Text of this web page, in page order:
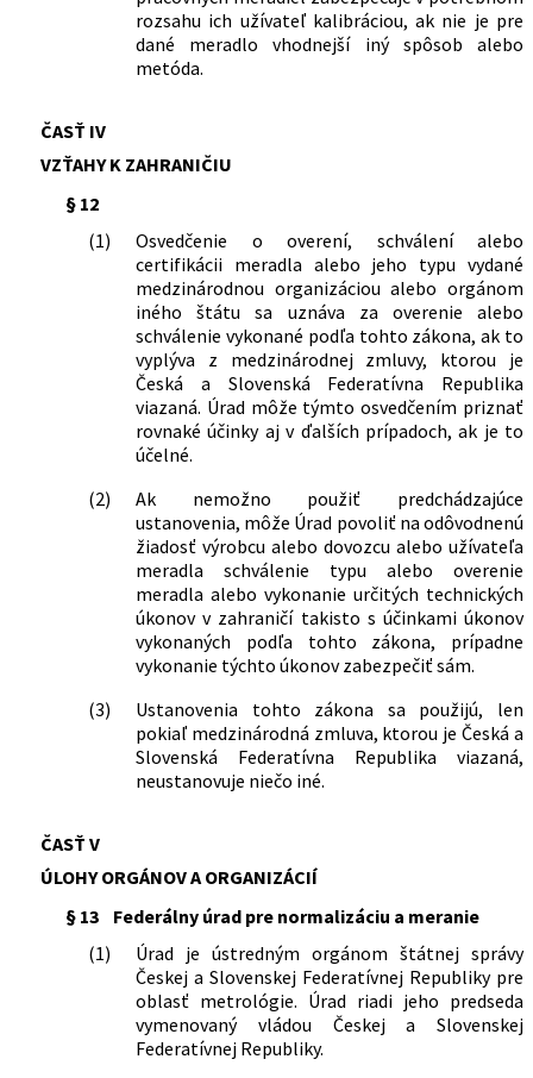
rozsahu ich užívateľ kalibráciou, ak nie je pre
dané meradlo vhodnejší iný spôsob alebo
metóda.
ČASŤ IV
VZŤAHY K ZAHRANIČIU
§ 12
(1)
Osvedčenie o overení, schválení alebo
certifikácii meradla alebo jeho typu vydané
medzinárodnou organizáciou alebo orgánom
iného štátu sa uznáva za overenie alebo
schválenie vykonané podľa tohto zákona, ak to
vyplýva z medzinárodnej zmluvy, ktorou je
Česká a Slovenská Federatívna Republika
viazaná. Úrad môže týmto osvedčením priznať
rovnaké účinky aj v ďalších prípadoch, ak je to
účelné.
(2)
Ak nemožno použiť predchádzajúce
ustanovenia, môže Úrad povoliť na odôvodnenú
žiadosť výrobcu alebo dovozcu alebo užívateľa
meradla schválenie typu alebo overenie
meradla alebo vykonanie určitých technických
úkonov v zahraničí takisto s účinkami úkonov
vykonaných podľa tohto zákona, prípadne
vykonanie týchto úkonov zabezpečiť sám.
(3)
Ustanovenia tohto zákona sa použijú, len
pokiaľ medzinárodná zmluva, ktorou je Česká a
Slovenská Federatívna Republika viazaná,
neustanovuje niečo iné.
ČASŤ V
ÚLOHY ORGÁNOV A ORGANIZÁCIÍ
§ 13
Federálny úrad pre normalizáciu a meranie
(1)
Úrad je ústredným orgánom štátnej správy
Českej a Slovenskej Federatívnej Republiky pre
oblasť metrológie. Úrad riadi jeho predseda
vymenovaný vládou Českej a Slovenskej
Federatívnej Republiky.